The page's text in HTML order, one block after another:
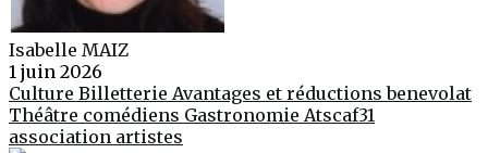
Isabelle MAIZ
1 juin 2026
Culture Billetterie Avantages et réductionsbenevolat
Théâtre comédiens Gastronomie Atscaf31
association artistes